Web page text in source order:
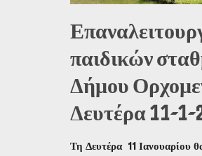
παιδικών
Δήμου
Δευτέρα 11-1-
Τη Δευτέρα 11 Ιανουαρίου